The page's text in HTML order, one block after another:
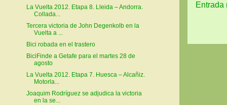
Entrada
La Vuelta 2012. Etapa 8. Lleida – Andorra.
Collada...
Tercera victoria de John Degenkolb en la
Vuelta a ...
Bici robada en el trastero
BiciFinde a Getafe para el martes 28 de
agosto
La Vuelta 2012. Etapa 7. Huesca – Alcañiz.
Motorla...
Joaquim Rodríguez se adjudica la victoria
en la se...